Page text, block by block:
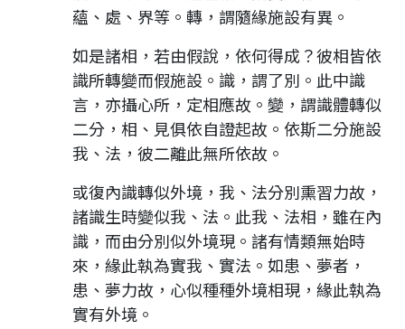
蘊、處、界等。轉，謂隨緣施設有異。
如是諸相，若由假說，依何得成？彼相皆依
識所轉變而假施設。識，謂了別。此中識
言，亦攝心所，定相應故。變，謂識體轉似
二分，相、見俱依自證起故。依斯二分施設
我、法，彼二離此無所依故。
或復內識轉似外境，我、法分別熏習力故，
諸識生時變似我、法。此我、法相，雖在內
識，而由分別似外境現。諸有情類無始時
來，緣此執為實我、實法。如患、夢者，
患、夢力故，心似種種外境相現，緣此執為
實有外境。